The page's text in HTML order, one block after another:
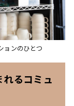
ョンのひとつ
るコミュ